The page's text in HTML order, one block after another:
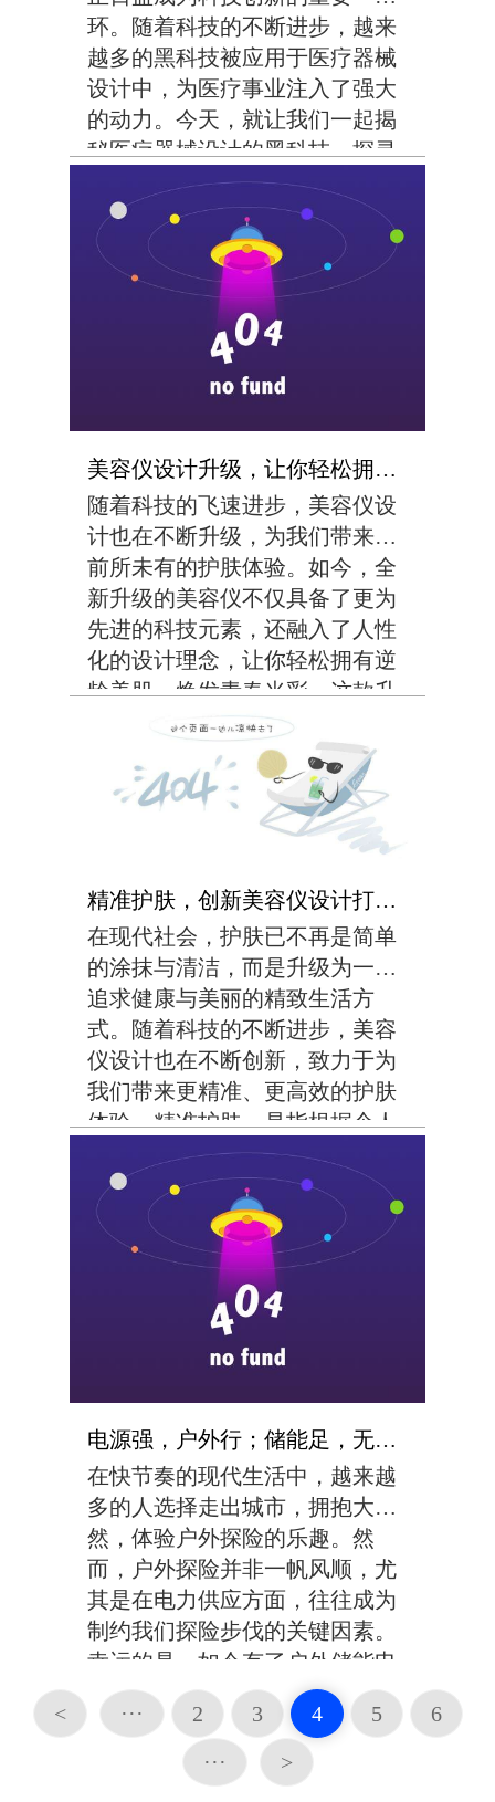
环。随着科技的不断进步，越来
越多的黑科技被应用于医疗器械
设计中，为医疗事业注入了强大
的动力。今天，就让我们一起揭
秘医疗器械设计的黑科技，探寻
其中的奥秘。首先，智能化技术
成为医疗器械设计的一大亮点。
借助人工智能、机器学习等先进
技术，医疗器械可以实现...
美容仪设计升级，让你轻松拥有逆龄美肌！
随着科技的飞速进步，美容仪设
计也在不断升级，为我们带来了
前所未有的护肤体验。如今，全
新升级的美容仪不仅具备了更为
先进的科技元素，还融入了人性
化的设计理念，让你轻松拥有逆
龄美肌，焕发青春光彩。这款升
级后的美容仪采用了高精度的传
感器和智能算法，能够准确识别
肌肤状态，为你量身定制个性化
的护肤方案。无论是深...
精准护肤，创新美容仪设计打造完美肌肤！
在现代社会，护肤已不再是简单
的涂抹与清洁，而是升级为一种
追求健康与美丽的精致生活方
式。随着科技的不断进步，美容
仪设计也在不断创新，致力于为
我们带来更精准、更高效的护肤
体验。精准护肤，是指根据个人
的肤质、年龄和肌肤问题，制定
个性化的护肤方案，从而达到最
佳护肤效果。而创新的美容仪设
计，正是实现这一目标的...
电源强，户外行；储能足，无忧程
在快节奏的现代生活中，越来越
多的人选择走出城市，拥抱大自
然，体验户外探险的乐趣。然
而，户外探险并非一帆风顺，尤
其是在电力供应方面，往往成为
制约我们探险步伐的关键因素。
幸运的是，如今有了户外储能电
源，我们再也不用担心电力不足
的问题，可以尽情享受户外探险
的乐趣。户外储能电源的强大功
能，让我们在户外活动中...
< ··· 2 3 4 5
6
···
>